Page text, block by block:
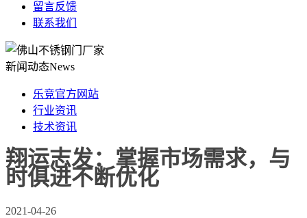
留言反馈
联系我们
新闻动态News
乐竞官方网站
行业资讯
技术资讯
翔运志发：掌握市场需求，与
时俱进不断优化
2021-04-26